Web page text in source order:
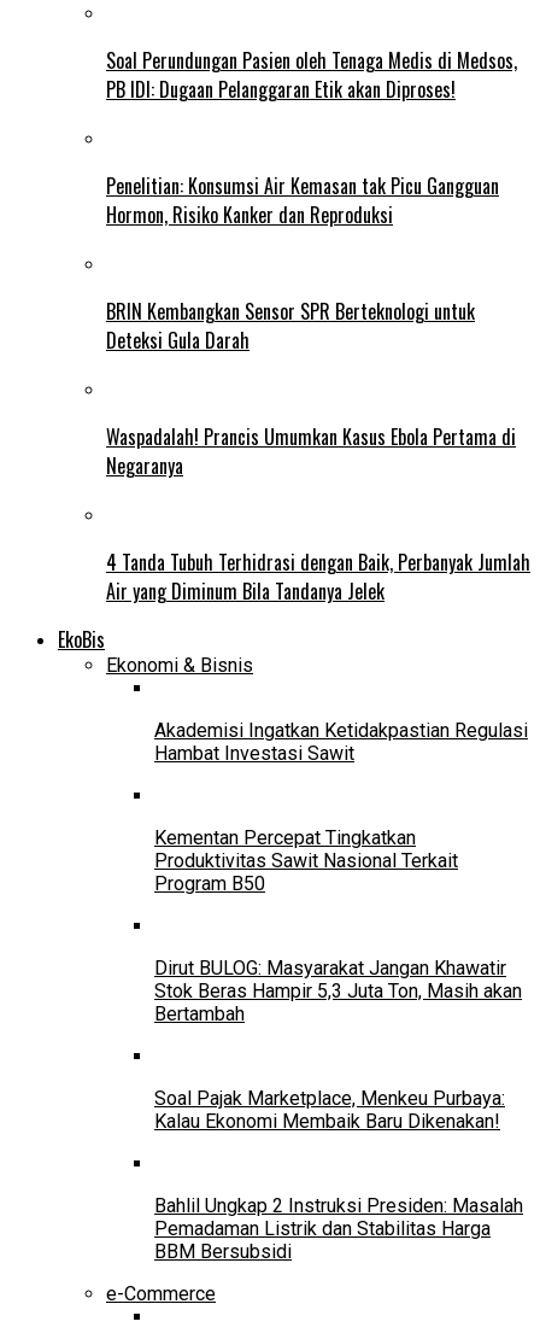
Soal Perundungan Pasien oleh Tenaga Medis di Medsos,
PB IDI: Dugaan Pelanggaran Etik akan Diproses!
Penelitian: Konsumsi Air Kemasan tak Picu Gangguan
Hormon, Risiko Kanker dan Reproduksi
BRIN Kembangkan Sensor SPR Berteknologi untuk
Deteksi Gula Darah
Waspadalah! Prancis Umumkan Kasus Ebola Pertama di
Negaranya
4 Tanda Tubuh Terhidrasi dengan Baik, Perbanyak Jumlah
Air yang Diminum Bila Tandanya Jelek
EkoBis
Ekonomi & Bisnis
Akademisi Ingatkan Ketidakpastian Regulasi
Hambat Investasi Sawit
Kementan Percepat Tingkatkan
Produktivitas Sawit Nasional Terkait
Program B50
Dirut BULOG: Masyarakat Jangan Khawatir
Stok Beras Hampir 5,3 Juta Ton, Masih akan
Bertambah
Soal Pajak Marketplace, Menkeu Purbaya:
Kalau Ekonomi Membaik Baru Dikenakan!
Bahlil Ungkap 2 Instruksi Presiden: Masalah
Pemadaman Listrik dan Stabilitas Harga
BBM Bersubsidi
e-Commerce